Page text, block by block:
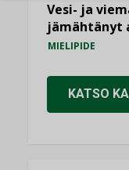
Vesi- ja
jämähtänyt
MIELIPIDE
KATSO